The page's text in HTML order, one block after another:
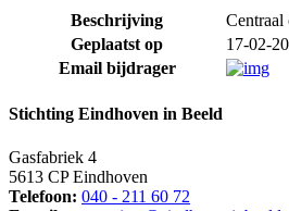
Beschrijving
Geplaatst op
17-02-
Email bijdrager
Stichting Eindhoven in Beeld
Gasfabriek 4
5613 CP Eindhoven
Telefoon: 040 - 211 60 72